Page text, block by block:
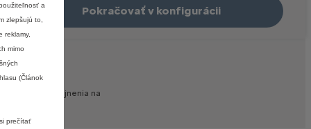
Pokračovať v konfigurácii
zverejnenia na
a
zlepšujú to,
reklamy,
mimo
(Článok
prečítať